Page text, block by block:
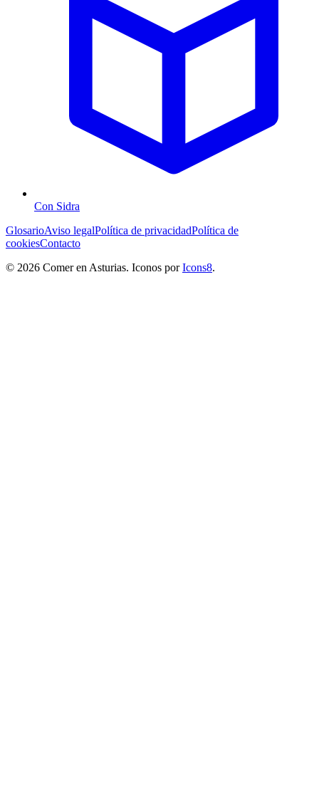
Con Sidra
GlosarioAviso legalPolítica de privacidadPolítica de
cookiesContacto
© 2026 Comer en Asturias. Iconos porIcons8.